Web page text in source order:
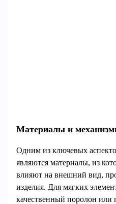
Материалы и
Одним из ключевых
являются материалы, из
влияют на внешний вид,
изделия. Для мягких
качественный поролон